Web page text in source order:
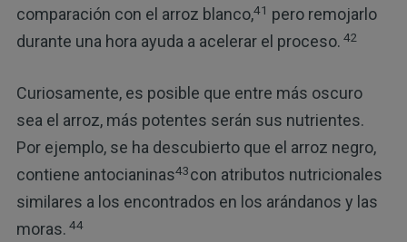
comparación con el arroz blanco,41 pero remojarlo
durante una hora ayuda a acelerar el proceso. 42
Curiosamente, es posible que entre más oscuro
sea el arroz, más potentes serán sus nutrientes.
Por ejemplo, se ha descubierto que el arroz negro,
contiene antocianinas43con atributos nutricionales
similares a los encontrados en los arándanos y las
moras. 44